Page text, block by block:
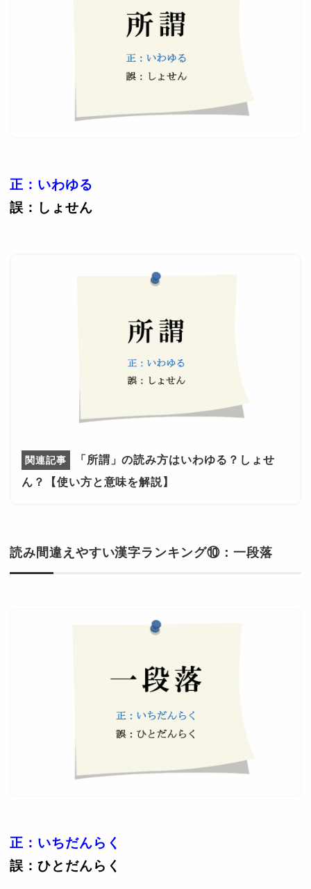
正：いわゆる
誤：しょせん
「所謂」の読み方はいわゆる？しょせ
ん？【使い方と意味を解説】
読み間違えやすい漢字ランキング⑩：一段落
正：いちだんらく
誤：ひとだんらく